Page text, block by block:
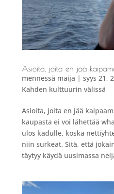
Asioita, joita en jää
mennessä maija | syys 21,
Kahden kulttuurin välissä
Asioita, joita en jää
kaupasta ei voi lähettää
ulos kadulle, koska
niin surkeat. Sitä, että
täytyy käydä uusimassa